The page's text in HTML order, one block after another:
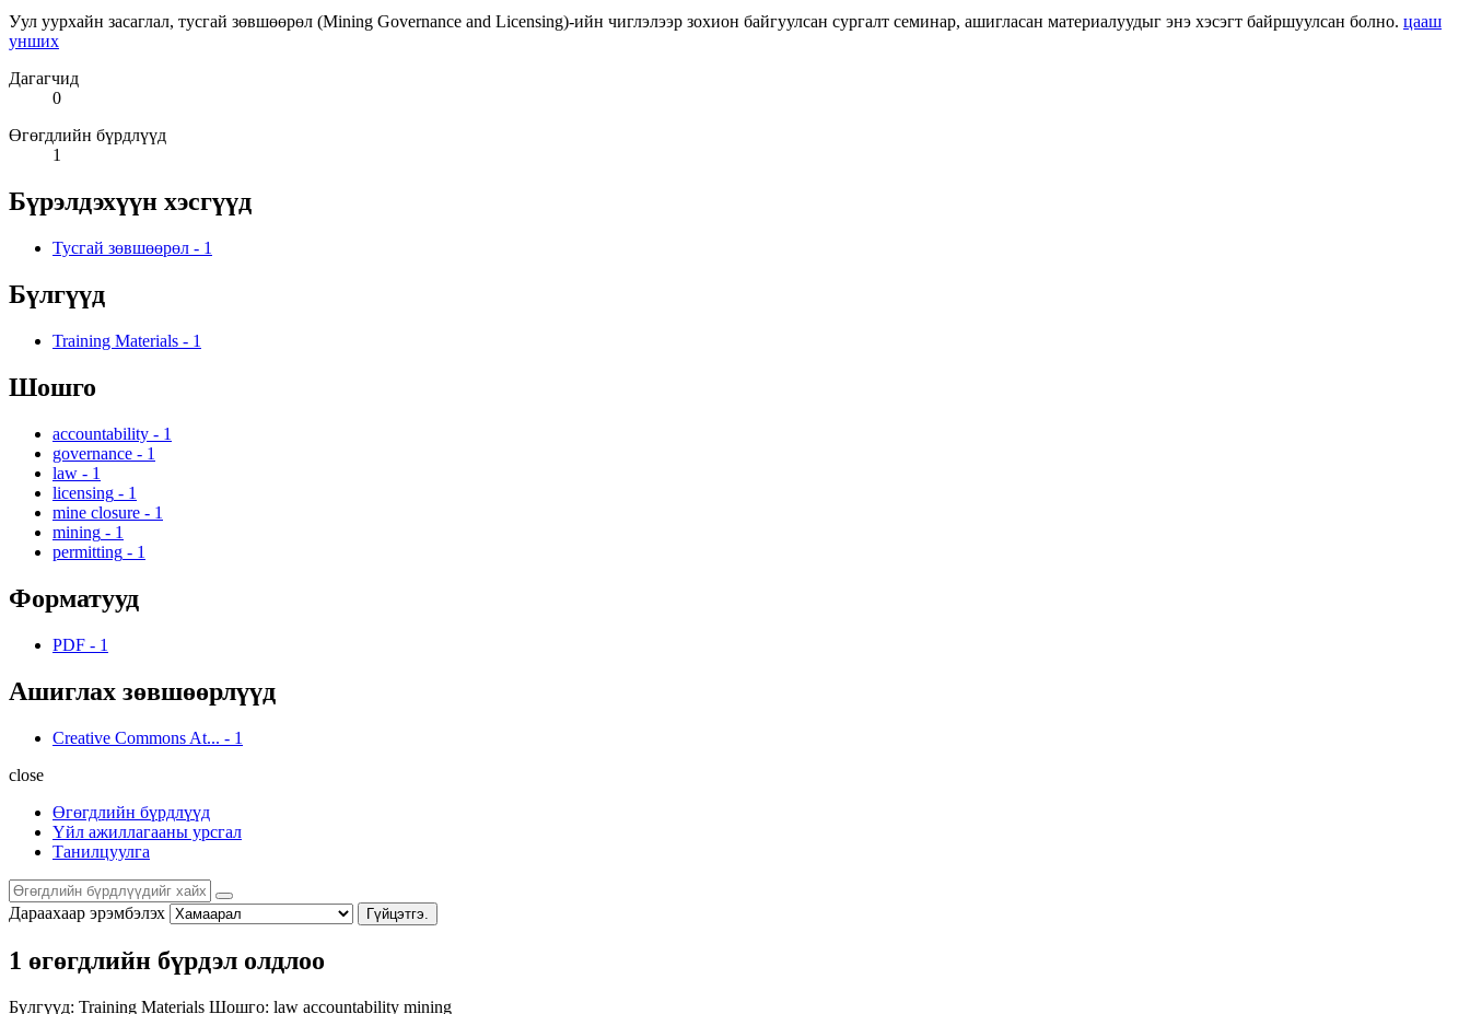
Уул уурхайн засаглал, тусгай зөвшөөрөл (Mining Governance and Licensing)-ийн чиглэлээр зохион байгуулсан сургалт семинар, ашигласан материалуудыг энэ хэсэгт байршуулсан болно. цааш
унших
Дагагчид
0
Өгөгдлийн бүрдлүүд
1
Бүрэлдэхүүн хэсгүүд
Тусгай зөвшөөрөл - 1
Бүлгүүд
Training Materials - 1
Шошго
accountability - 1
governance - 1
law - 1
licensing - 1
mine closure - 1
mining - 1
permitting - 1
Форматууд
PDF - 1
Ашиглах зөвшөөрлүүд
Creative Commons At... - 1
close
Өгөгдлийн бүрдлүүд
Үйл ажиллагааны урсгал
Танилцуулга
Дараахаар эрэмбэлэх Гүйцэтгэ.
1 өгөгдлийн бүрдэл олдлоо
Бүлгүүд: Training Materials Шошго: law accountability mining